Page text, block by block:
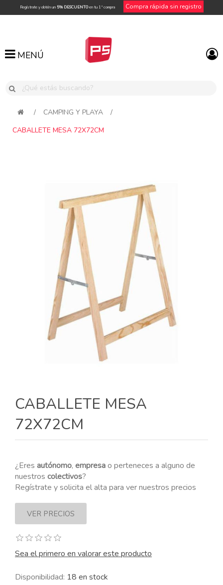
Regístrate y obtén un 5% DESCUENTOen tu 1ª compra Compra rápida sin registro
MENÚ
MENÚ
/ CAMPING Y PLAYA
/
CABALLETE MESA 72X72CM
CABALLETE MESA
72X72CM
¿Eres autónomo, empresao perteneces a alguno de
nuestros colectivos?
Regístrate y solicita el alta para ver nuestros precios
Sea el primero en valorar este producto
Disponibilidad: 18 en stock